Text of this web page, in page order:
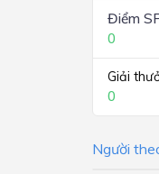
Điểm
0
Giải
0
Người